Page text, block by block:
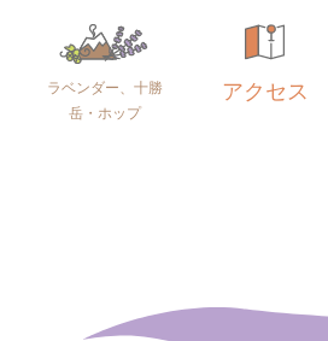
ラベンダー、十勝
岳・ホップ
アクセス